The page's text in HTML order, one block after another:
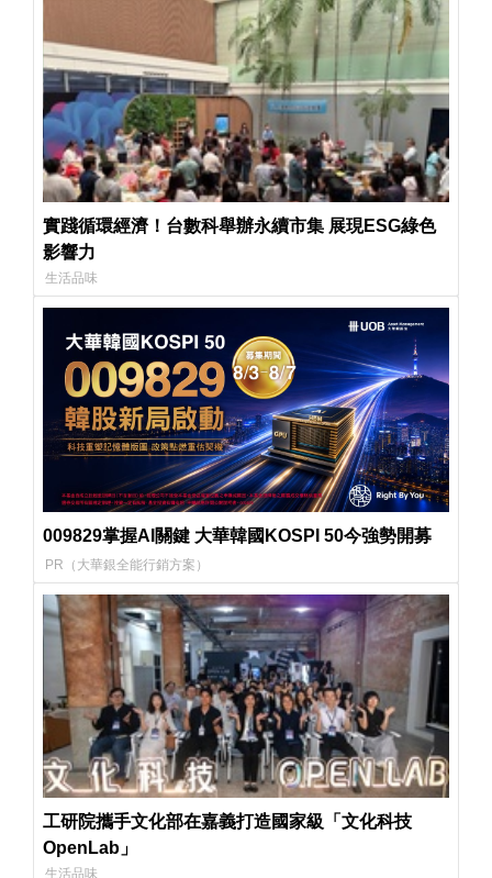
實踐循環經濟！台數科舉辦永續市集 展現ESG綠色
影響力
生活品味
009829掌握AI關鍵 大華韓國KOSPI 50今強勢開募
PR（大華銀全能行銷方案）
工研院攜手文化部在嘉義打造國家級「文化科技
OpenLab」
生活品味